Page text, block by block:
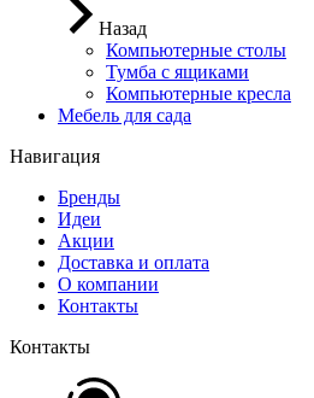
Назад
Компьютерные столы
Тумба с ящиками
Компьютерные кресла
Мебель для сада
Навигация
Бренды
Идеи
Акции
Доставка и оплата
О компании
Контакты
Контакты